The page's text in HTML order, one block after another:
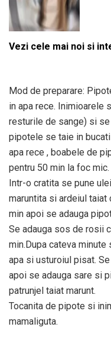
Vezi cele mai noi si
Mod de preparare:
in apa rece. Inimioarele
resturile de sange) si
pipotele se taie in
apa rece , boabele de
pentru 50 min la foc mic.
Intr-o cratita se pune
maruntita si ardeiul taiat
min apoi se adauga
Se adauga sos de rosii
min.Dupa cateva minute
apa si usturoiul pisat.
apoi se adauga sare si
patrunjel taiat marunt.
Tocanita de pipote si
mamaliguta.